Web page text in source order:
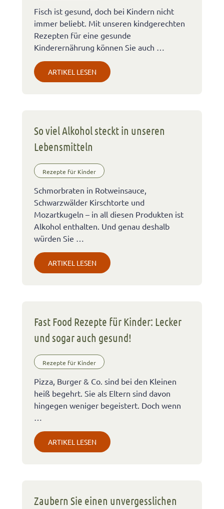
Fisch ist gesund, doch bei Kindern nicht
immer beliebt. Mit unseren kindgerechten
Rezepten für eine gesunde
Kinderernährung können Sie auch …
ARTIKEL LESEN
So viel Alkohol steckt in unseren
Lebensmitteln
Rezepte für Kinder
Schmorbraten in Rotweinsauce,
Schwarzwälder Kirschtorte und
Mozartkugeln – in all diesen Produkten ist
Alkohol enthalten. Und genau deshalb
würden Sie …
ARTIKEL LESEN
Fast Food Rezepte für Kinder: Lecker
und sogar auch gesund!
Rezepte für Kinder
Pizza, Burger & Co. sind bei den Kleinen
heiß begehrt. Sie als Eltern sind davon
hingegen weniger begeistert. Doch wenn
ARTIKEL LESEN
Zaubern Sie einen unvergesslichen